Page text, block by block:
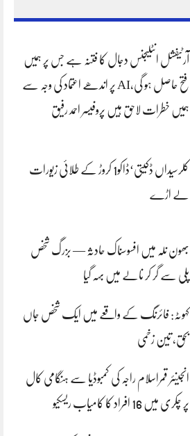
آرٹیفشل انٹلیجنس دجال کا فتنہ ہے جس پر ہمیں
فتح حاصل ہو گی،AI پر اندھے اعتماد کی وجہ سے
ہمیں خطرات لاحق ہیں پروفیسر احمد رفیق
کلرسیداں ڈکیتی‘ڈاکو1 کروڑ کے طلائی زیورات
لے اڑے
بھون نلہ میں افسوسناک حادثہ — بزرگ شخص
پلی سے گر کر نالے میں بہہ گیا
کہوٹہ: فائرنگ کے واقعے میں ایک شخص جاں
بحق، تین زخمی
انجینئر قمراسلام راجہ کی کمبوڈیا سے ہنگامی کال
پر چکری میں 16 افراد کا کامیاب ریسکیو